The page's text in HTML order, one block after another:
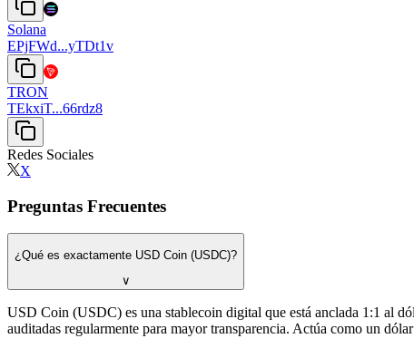
Solana
EPjFWd...yTDt1v
TRON
TEkxiT...66rdz8
Redes Sociales
X
Preguntas Frecuentes
¿Qué es exactamente USD Coin (USDC)?
∨
USD Coin (USDC) es una stablecoin digital que está anclada 1:1 al
auditadas regularmente para mayor transparencia. Actúa como un